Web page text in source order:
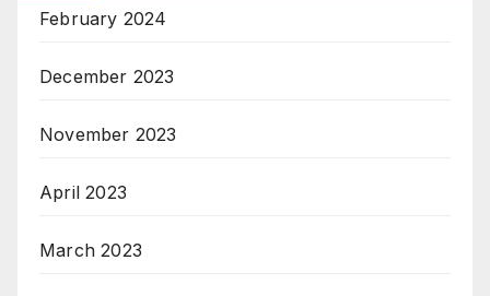
February 2024
December 2023
November 2023
April 2023
March 2023